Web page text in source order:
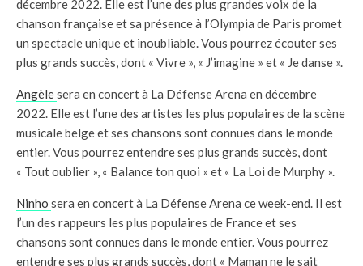
décembre 2022. Elle est l’une des plus grandes voix de la
chanson française et sa présence à l’Olympia de Paris promet
un spectacle unique et inoubliable. Vous pourrez écouter ses
plus grands succès, dont « Vivre », « J’imagine » et « Je danse ».
Angèlesera en concert à La Défense Arena en décembre
2022. Elle est l’une des artistes les plus populaires de la scène
musicale belge et ses chansons sont connues dans le monde
entier. Vous pourrez entendre ses plus grands succès, dont
« Tout oublier », « Balance ton quoi » et « La Loi de Murphy ».
Ninho sera en concert à La Défense Arena ce week-end. Il est
l’un des rappeurs les plus populaires de France et ses
chansons sont connues dans le monde entier. Vous pourrez
entendre ses plus grands succès, dont « Maman ne le sait